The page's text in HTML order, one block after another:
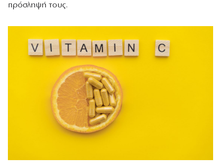
πρόσληψή τους.